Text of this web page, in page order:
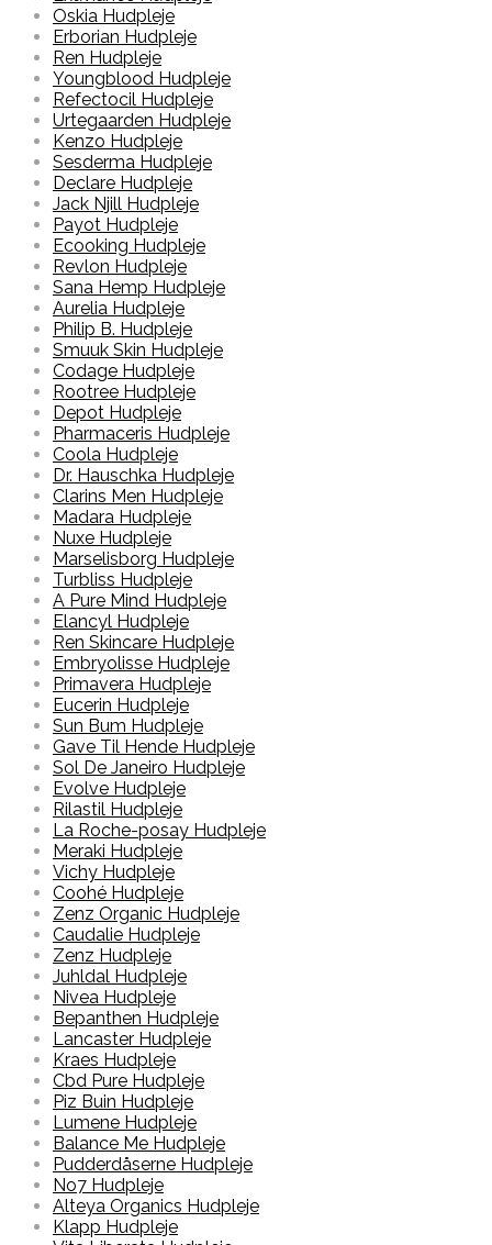
Oskia Hudpleje
Erborian Hudpleje
Ren Hudpleje
Youngblood Hudpleje
Refectocil Hudpleje
Urtegaarden Hudpleje
Kenzo Hudpleje
Sesderma Hudpleje
Declare Hudpleje
Jack Njill Hudpleje
Payot Hudpleje
Ecooking Hudpleje
Revlon Hudpleje
Sana Hemp Hudpleje
Aurelia Hudpleje
Philip B. Hudpleje
Smuuk Skin Hudpleje
Codage Hudpleje
Rootree Hudpleje
Depot Hudpleje
Pharmaceris Hudpleje
Coola Hudpleje
Dr. Hauschka Hudpleje
Clarins Men Hudpleje
Madara Hudpleje
Nuxe Hudpleje
Marselisborg Hudpleje
Turbliss Hudpleje
A Pure Mind Hudpleje
Elancyl Hudpleje
Ren Skincare Hudpleje
Embryolisse Hudpleje
Primavera Hudpleje
Eucerin Hudpleje
Sun Bum Hudpleje
Gave Til Hende Hudpleje
Sol De Janeiro Hudpleje
Evolve Hudpleje
Rilastil Hudpleje
La Roche-posay Hudpleje
Meraki Hudpleje
Vichy Hudpleje
Coohé Hudpleje
Zenz Organic Hudpleje
Caudalie Hudpleje
Zenz Hudpleje
Juhldal Hudpleje
Nivea Hudpleje
Bepanthen Hudpleje
Lancaster Hudpleje
Kraes Hudpleje
Cbd Pure Hudpleje
Piz Buin Hudpleje
Lumene Hudpleje
Balance Me Hudpleje
Pudderdåserne Hudpleje
No7 Hudpleje
Alteya Organics Hudpleje
Klapp Hudpleje